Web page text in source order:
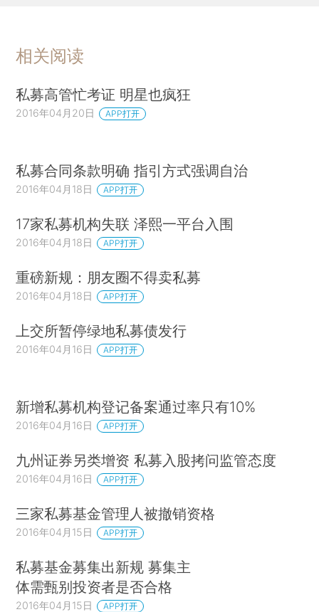
相关阅读
私募高管忙考证 明星也疯狂
2016年04月20日 APP打开
私募合同条款明确 指引方式强调自治
2016年04月18日 APP打开
17家私募机构失联 泽熙一平台入围
2016年04月18日 APP打开
重磅新规：朋友圈不得卖私募
2016年04月18日 APP打开
上交所暂停绿地私募债发行
2016年04月16日 APP打开
新增私募机构登记备案通过率只有10%
2016年04月16日 APP打开
九州证券另类增资 私募入股拷问监管态度
2016年04月16日 APP打开
三家私募基金管理人被撤销资格
2016年04月15日 APP打开
私募基金募集出新规 募集主
体需甄别投资者是否合格
2016年04月15日 APP打开